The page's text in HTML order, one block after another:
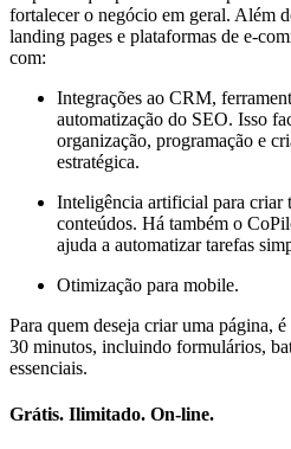
fortalecer o negócio em geral. Além
landing pages e plataformas de e-
com:
Integrações ao CRM,
automatização do SEO. Isso
organização, programação e
estratégica.
Inteligência artificial para criar
conteúdos. Há também o
ajuda a automatizar tarefas
Otimização para mobile.
Para quem deseja criar uma página,
30 minutos, incluindo formulários,
essenciais.
Grátis. Ilimitado. On-line.